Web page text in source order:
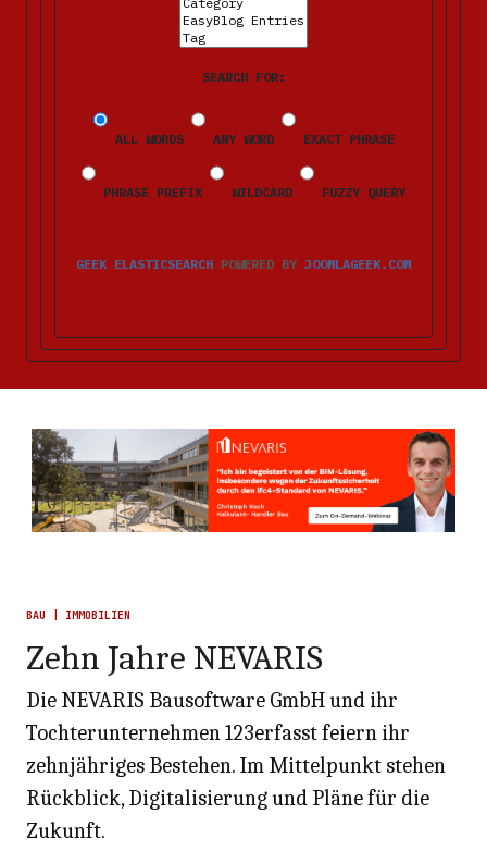
SEARCH FOR:
ALL WORDS ANY WORD EXACT PHRASE
PHRASE PREFIX WILDCARD FUZZY QUERY
GEEK ELASTICSEARCH POWERED BY JOOMLAGEEK.COM
BAU | IMMOBILIEN
Zehn Jahre NEVARIS
Die NEVARIS Bausoftware GmbH und ihr
Tochterunternehmen 123erfasst feiern ihr
zehnjähriges Bestehen. Im Mittelpunkt stehen
Rückblick, Digitalisierung und Pläne für die
Zukunft.